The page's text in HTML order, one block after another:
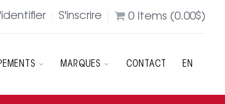
S'inscrire 0 Items (0.00$)
MARQUES CONTACT EN